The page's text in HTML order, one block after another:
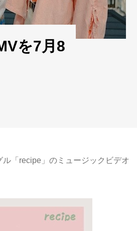
を7月8
「recipe」のミュージックビデオ